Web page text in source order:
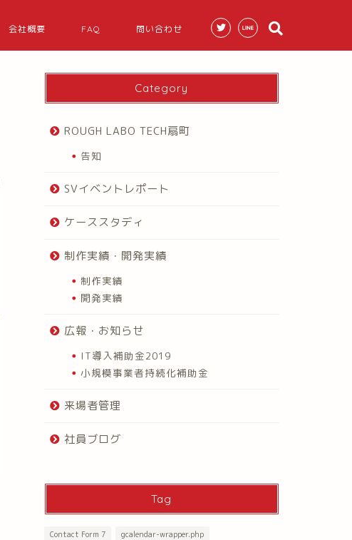
会社概要 FAQ 問い合わせ
Category
ROUGH LABO TECH扇町
告知
SVイベントレポート
ケーススタディ
制作実績・開発実績
制作実績
開発実績
広報・お知らせ
IT導入補助金2019
小規模事業者持続化補助金
来場者管理
社員ブログ
Tag
Contact Form 7
gcalendar-wrapper.php